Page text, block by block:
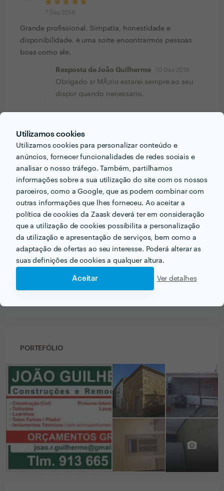
Utilizamos cookies
Utilizamos cookies para personalizar conteúdo e
anúncios, fornecer funcionalidades de redes sociais e
analisar o nosso tráfego. Também, partilhamos
informações sobre a sua utilização do site com os nossos
parceiros, como a Google, que as podem combinar com
outras informações que lhes forneceu. Ao aceitar a
política de cookies da Zaask deverá ter em consideração
que a utilização de cookies possibilita a personalização
da utilização e apresentação de serviços, bem como a
adaptação de ofertas ao seu interesse. Poderá alterar as
suas definições de cookies a qualquer altura.
Aceitar Ver detalhes
7 Dez 2016
Grande profissional. Simpatia, honestidade e
disponibilidade. è uma sorte encontrarmos pessoas
boas como ele.
Resposta de João Guilherme 10 Dez 2016
Obrigado sr MÃ¡rio estarei sempre ao seu
dispor quando necessario.
Canalização
Um Serviço extremamente profissional e com uma
finalização soberba. Recomendo
Natalia Vitorino
Canalização
31 Mar 2016
Fiquei satisfeita com o trabalho sr. Joao Guilherme e
voltarei a contratar estes serviços se necessitar.
PORTEFÓLIO